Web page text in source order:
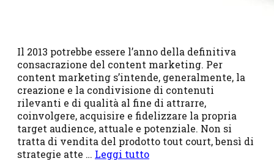
Il 2013 potrebbe essere l’anno della definitiva
consacrazione del content marketing. Per
content marketing s’intende, generalmente, la
creazione e la condivisione di contenuti
rilevanti e di qualità al fine di attrarre,
coinvolgere, acquisire e fidelizzare la propria
target audience, attuale e potenziale. Non si
tratta di vendita del prodotto tout court, bensì di
strategie atte … Leggi tutto